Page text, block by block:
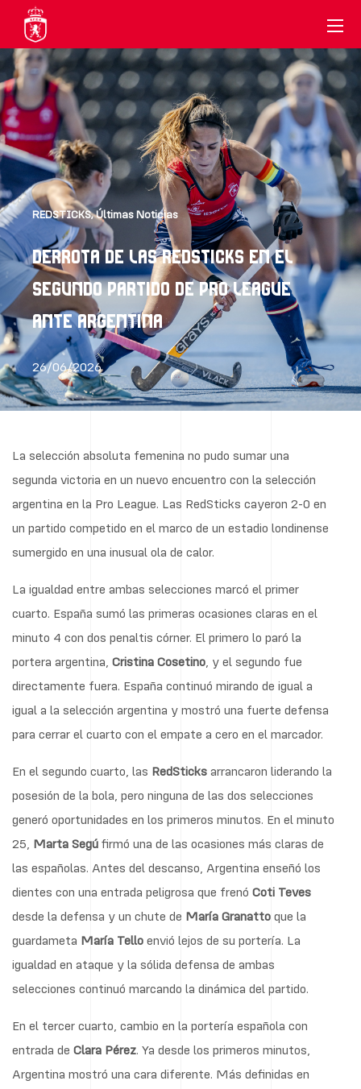
REDSTICKS,Últimas Noticias
DERROTA DE LAS REDSTICKS EN EL
SEGUNDO PARTIDO DE PRO LEAGUE
ANTE ARGENTINA
26/06/2026
La selección absoluta femenina no pudo sumar una
segunda victoria en un nuevo encuentro con la selección
argentina en la Pro League. Las RedSticks cayeron 2-0 en
un partido competido en el marco de un estadio londinense
sumergido en una inusual ola de calor.
La igualdad entre ambas selecciones marcó el primer
cuarto. España sumó las primeras ocasiones claras en el
minuto 4 con dos penaltis córner. El primero lo paró la
portera argentina, Cristina Cosetino, y el segundo fue
directamente fuera. España continuó mirando de igual a
igual a la selección argentina y mostró una fuerte defensa
para cerrar el cuarto con el empate a cero en el marcador.
En el segundo cuarto, las RedSticks arrancaron liderando la
posesión de la bola, pero ninguna de las dos selecciones
generó oportunidades en los primeros minutos. En el minuto
25, Marta Segú firmó una de las ocasiones más claras de
las españolas. Antes del descanso, Argentina enseñó los
dientes con una entrada peligrosa que frenó Coti Teves
desde la defensa y un chute de María Granatto que la
guardameta María Tello envió lejos de su portería. La
igualdad en ataque y la sólida defensa de ambas
selecciones continuó marcando la dinámica del partido.
En el tercer cuarto, cambio en la portería española con
entrada de Clara Pérez. Ya desde los primeros minutos,
Argentina mostró una cara diferente. Más definidas en